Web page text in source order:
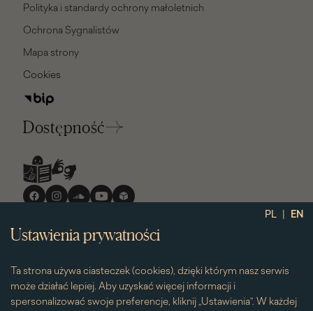
PL | EN
Ustawienia prywatności
Ta strona używa ciasteczek (cookies), dzięki którym nasz serwis
może działać lepiej. Aby uzyskać więcej informacji i
spersonalizować swoje preferencje, kliknij „Ustawienia”. W każdej
Polityka i standardy ochrony małoletnich
Ochrona Sygnalistów
Mapa strony
Cookies
Dostępność
Media
społecznościowe